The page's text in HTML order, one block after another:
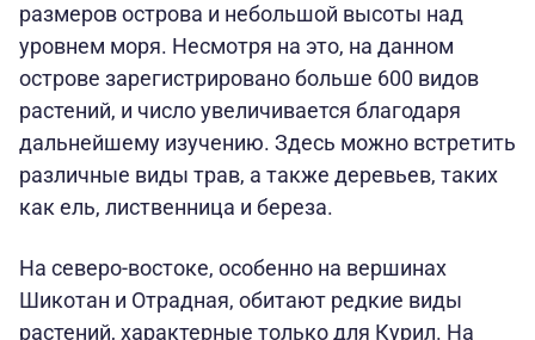
размеров острова и небольшой высоты над
уровнем моря. Несмотря на это, на данном
острове зарегистрировано больше 600 видов
растений, и число увеличивается благодаря
дальнейшему изучению. Здесь можно встретить
различные виды трав, а также деревьев, таких
как ель, лиственница и береза.
На северо-востоке, особенно на вершинах
Шикотан и Отрадная, обитают редкие виды
растений, характерные только для Курил. На